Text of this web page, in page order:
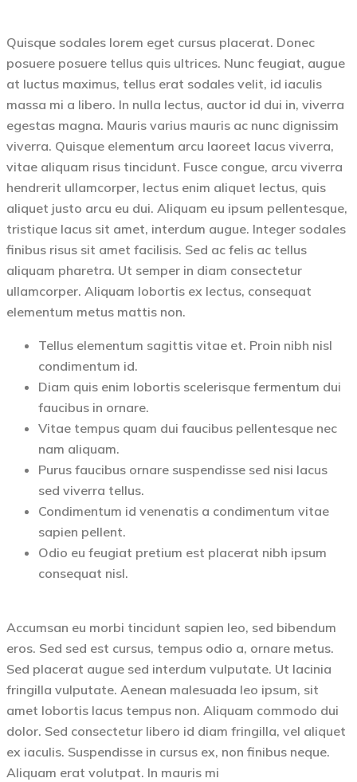
Quisque sodales lorem eget cursus placerat. Donec
posuere posuere tellus quis ultrices. Nunc feugiat, augue
at luctus maximus, tellus erat sodales velit, id iaculis
massa mi a libero. In nulla lectus, auctor id dui in, viverra
egestas magna. Mauris varius mauris ac nunc dignissim
viverra. Quisque elementum arcu laoreet lacus viverra,
vitae aliquam risus tincidunt. Fusce congue, arcu viverra
hendrerit ullamcorper, lectus enim aliquet lectus, quis
aliquet justo arcu eu dui. Aliquam eu ipsum pellentesque,
tristique lacus sit amet, interdum augue. Integer sodales
finibus risus sit amet facilisis. Sed ac felis ac tellus
aliquam pharetra. Ut semper in diam consectetur
ullamcorper. Aliquam lobortis ex lectus, consequat
elementum metus mattis non.
Tellus elementum sagittis vitae et. Proin nibh nisl
condimentum id.
Diam quis enim lobortis scelerisque fermentum dui
faucibus in ornare.
Vitae tempus quam dui faucibus pellentesque nec
nam aliquam.
Purus faucibus ornare suspendisse sed nisi lacus
sed viverra tellus.
Condimentum id venenatis a condimentum vitae
sapien pellent.
Odio eu feugiat pretium est placerat nibh ipsum
consequat nisl.
Accumsan eu morbi tincidunt sapien leo, sed bibendum
eros. Sed sed est cursus, tempus odio a, ornare metus.
Sed placerat augue sed interdum vulputate. Ut lacinia
fringilla vulputate. Aenean malesuada leo ipsum, sit
amet lobortis lacus tempus non. Aliquam commodo dui
dolor. Sed consectetur libero id diam fringilla, vel aliquet
ex iaculis. Suspendisse in cursus ex, non finibus neque.
Aliquam erat volutpat. In mauris mi